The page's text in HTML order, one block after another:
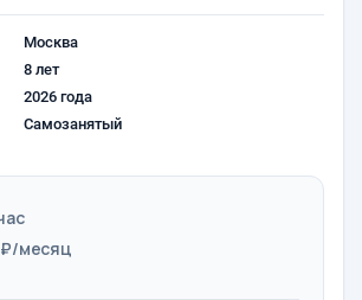
Москва
8 лет
2026 года
Самозанятый
₽/месяц